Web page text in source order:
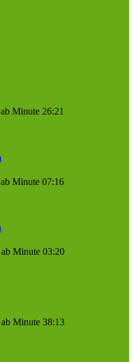
Minute 26:21
Minute 07:16
Minute 03:20
Minute 38:13